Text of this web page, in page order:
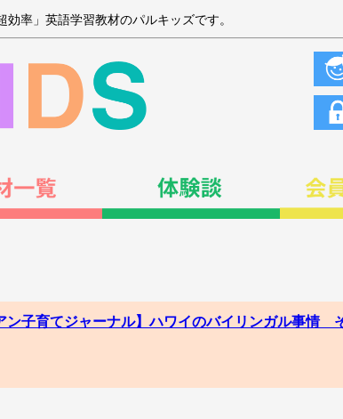
率」英語学習教材のパルキッズです。
ン子育てジャーナル】ハワイのバイリンガル事情